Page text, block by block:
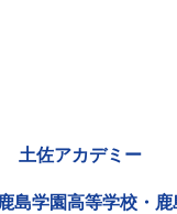
土佐アカデミー
島学園高等学校・鹿